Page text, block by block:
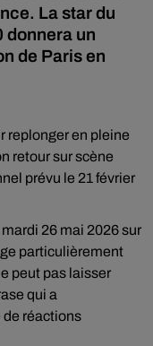
La star du
donnera un
de Paris en
replonger en pleine
retour sur scène
prévu le 21 février
26 mai 2026 sur
particulièrement
peut pas laisser
qui a
réactions